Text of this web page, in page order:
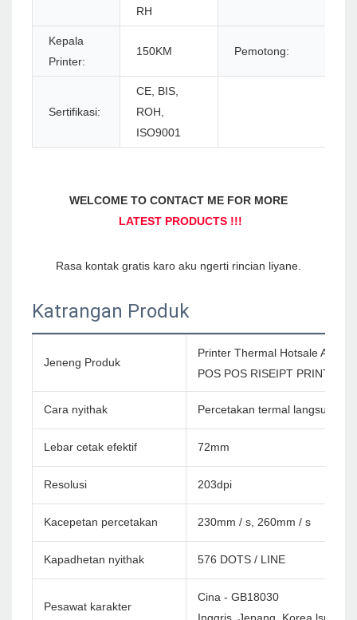
RH
Kepala
Printer:
150KM Pemotong:
Sertifikasi:
CE, BIS,
ROH,
ISO9001
Katrangan Produk
Jeneng Produk
Printer Thermal Hotsale
POS POS RISEIPT PRINTER
Cara nyithak Percetakan termal langsung
Lebar cetak efektif 72mm
Resolusi 203dpi
Kacepetan percetakan 230mm / s, 260mm / s
Kapadhetan nyithak 576 DOTS / LINE
Pesawat karakter
Cina - GB18030